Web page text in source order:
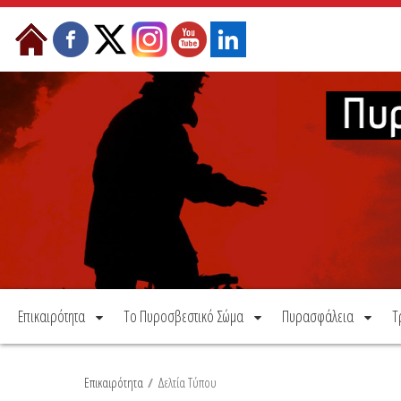
Μετάβαση στο περιεχόμενο
Επικαιρότητα Το Πυροσβεστικό Σώμα Πυρασφάλεια
Επικαιρότητα / Δελτία Τύπου